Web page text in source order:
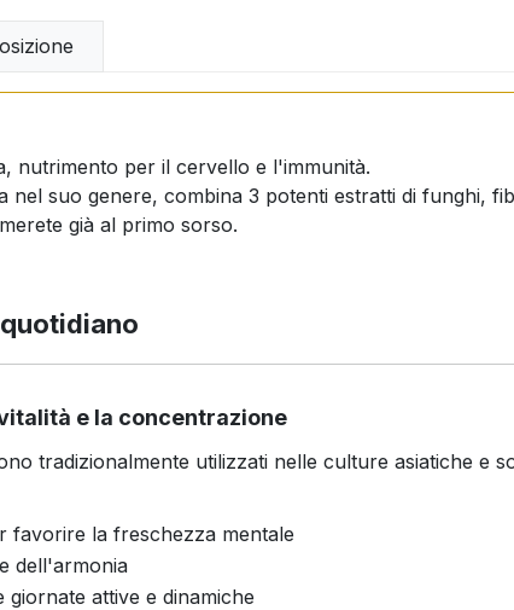
nutrimento per il cervello e l'immunità.
nel suo genere, combina 3 potenti estratti di funghi,
già al primo sorso.
e la concentrazione
tradizionalmente utilizzati nelle culture asiatiche e
favorire la freschezza mentale
dell'armonia
attive e dinamiche